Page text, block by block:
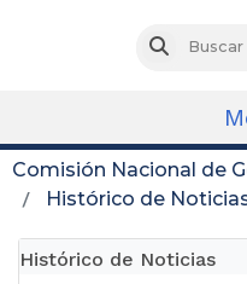
Buscar
Comisión Nacional de
Histórico de
Histórico de Noticias